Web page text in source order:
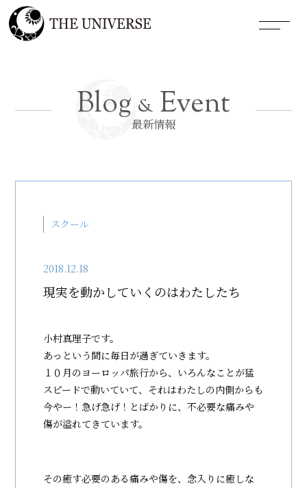
Blog & Event
最新情報
スクール
2018.12.18
現実を動かしていくのはわたしたち
小村真理子です。
あっという間に毎日が過ぎていきます。
１０月のヨーロッパ旅行から、いろんなことが猛
スピードで動いていて、それはわたしの内側からも
今やー！急げ急げ！とばかりに、不必要な痛みや
傷が溢れてきています。
その癒す必要のある痛みや傷を、念入りに癒しな